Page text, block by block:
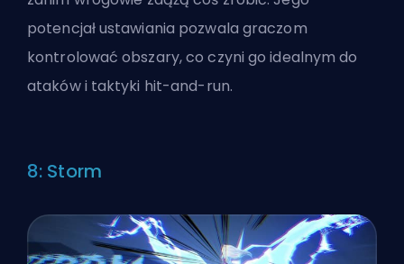
potencjał ustawiania pozwala graczom
kontrolować obszary, co czyni go idealnym do
ataków i taktyki hit-and-run.
8: Storm